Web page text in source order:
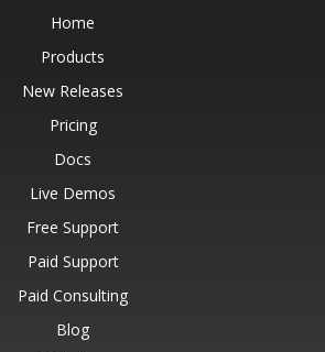
Home
Products
New Releases
Pricing
Docs
Live Demos
Free Support
Paid Support
Paid Consulting
Blog